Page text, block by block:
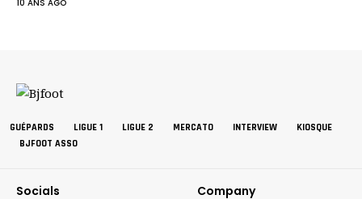
10 ANS AGO
GUÉPARDS LIGUE 1 LIGUE 2 MERCATO INTERVIEW
KIOSQUE
BJFOOT ASSO
Socials Company